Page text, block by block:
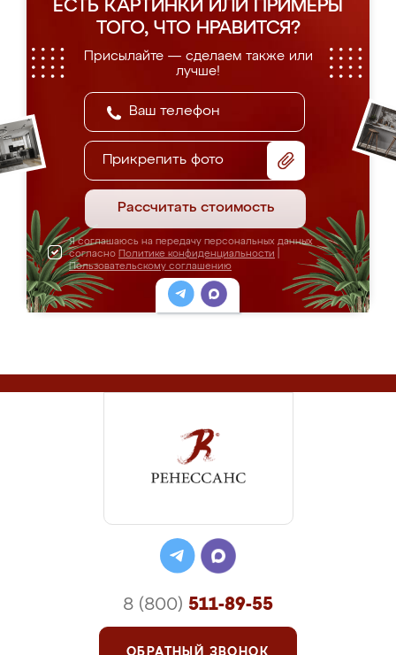
ЕСТЬ КАРТИНКИ ИЛИ ПРИМЕРЫ
ТОГО, ЧТО НРАВИТСЯ?
Присылайте — сделаем также или
лучше!
Прикрепить фото
Рассчитать стоимость
Я соглашаюсь на передачу персональных данных
согласно Политике конфиденциальности
Пользовательскому соглашению
8 (800) 511-89-55
ОБРАТНЫЙ ЗВОНОК